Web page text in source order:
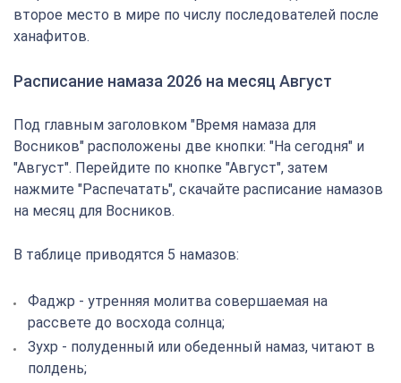
второе место в мире по числу последователей после
ханафитов.
Расписание намаза 2026 на месяц Август
Под главным заголовком "Время намаза для
Восников" расположены две кнопки: "На сегодня" и
"Август". Перейдите по кнопке "Август", затем
нажмите "Распечатать", скачайте расписание намазов
на месяц для Восников.
В таблице приводятся 5 намазов:
Фаджр - утренняя молитва совершаемая на
рассвете до восхода солнца;
Зухр - полуденный или обеденный намаз, читают в
полдень;